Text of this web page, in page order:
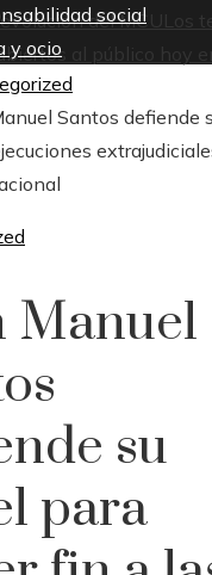
del MCU
Los
al público hoy
social
y ocio
Santos defiende
Manuel
su
para